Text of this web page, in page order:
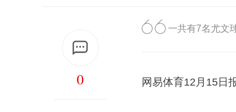
0
一共有7名尤文
网易体育12月15日